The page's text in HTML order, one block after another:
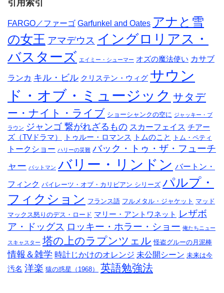
引用索引
FARGO／ファーゴ Garfunkel and Oates アナと雪
の女王 アマデウス イングロリアス・
バスターズ エイミー・シューマー オズの魔法使い カサブ
ランカ キル・ビル クリステン・ウィグ サウン
ド・オブ・ミュージック サタデ
ー・ナイト・ライブ ショーシャンクの空に ジャッキー・ブ
ラウン ジャンゴ 繋がれざるもの スカーフェイス チアー
ズ（TVドラマ）
トゥルー・ロマンス トムのこと トム・ペティ
トークショー ハリーの災難 バック・トゥ・ザ・フューチ
ャー バットマン バリー・リンドン バートン・
フィンク パイレーツ・オブ・カリビアン シリーズ パルプ・
フィクション フランス語 フルメタル・ジャケット マッド
マックス怒りのデス・ロード マリー・アントワネット
レザボ
ア・ドッグス ロッキー・ホラー・ショー 俺たちニュー
スキャスター 塔の上のラプンツェル 怪盗グルーの月泥棒
情報＆雑学 時計じかけのオレンジ 未公開シーン 未来は今
汚名 洋楽 猿の惑星（1968） 英語勉強法